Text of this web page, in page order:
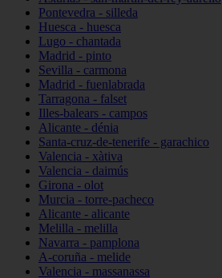
Pontevedra - silleda
Huesca - huesca
Lugo - chantada
Madrid - pinto
Sevilla - carmona
Madrid - fuenlabrada
Tarragona - falset
Illes-balears - campos
Alicante - dénia
Santa-cruz-de-tenerife - garachico
Valencia - xàtiva
Valencia - daimús
Girona - olot
Murcia - torre-pacheco
Alicante - alicante
Melilla - melilla
Navarra - pamplona
A-coruña - melide
Valencia - massanassa